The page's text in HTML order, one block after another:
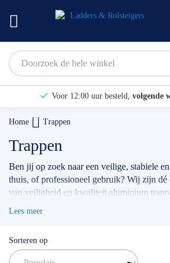
Voor 12:00 uur besteld, volgende
Home Trappen
Trappen
Ben jij op zoek naar een veilige, stabiele
thuis, of professioneel gebruik? Wij zijn dé
van veiligheid en kwaliteit aluminium
gebruik: bij ons vind je altijd het model wat
werkzaamheden past.
Lees meer
Sorteren op